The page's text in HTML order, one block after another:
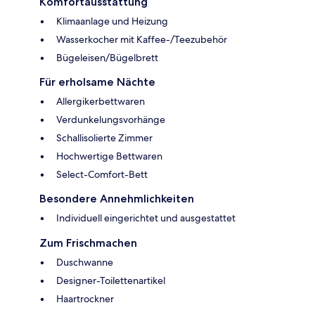
Klimaanlage und Heizung
Wasserkocher mit Kaffee-/Teezubehör
Bügeleisen/Bügelbrett
Für erholsame Nächte
Allergikerbettwaren
Verdunkelungsvorhänge
Schallisolierte Zimmer
Hochwertige Bettwaren
Select-Comfort-Bett
Besondere Annehmlichkeiten
Individuell eingerichtet und ausgestattet
Zum Frischmachen
Duschwanne
Designer-Toilettenartikel
Haartrockner